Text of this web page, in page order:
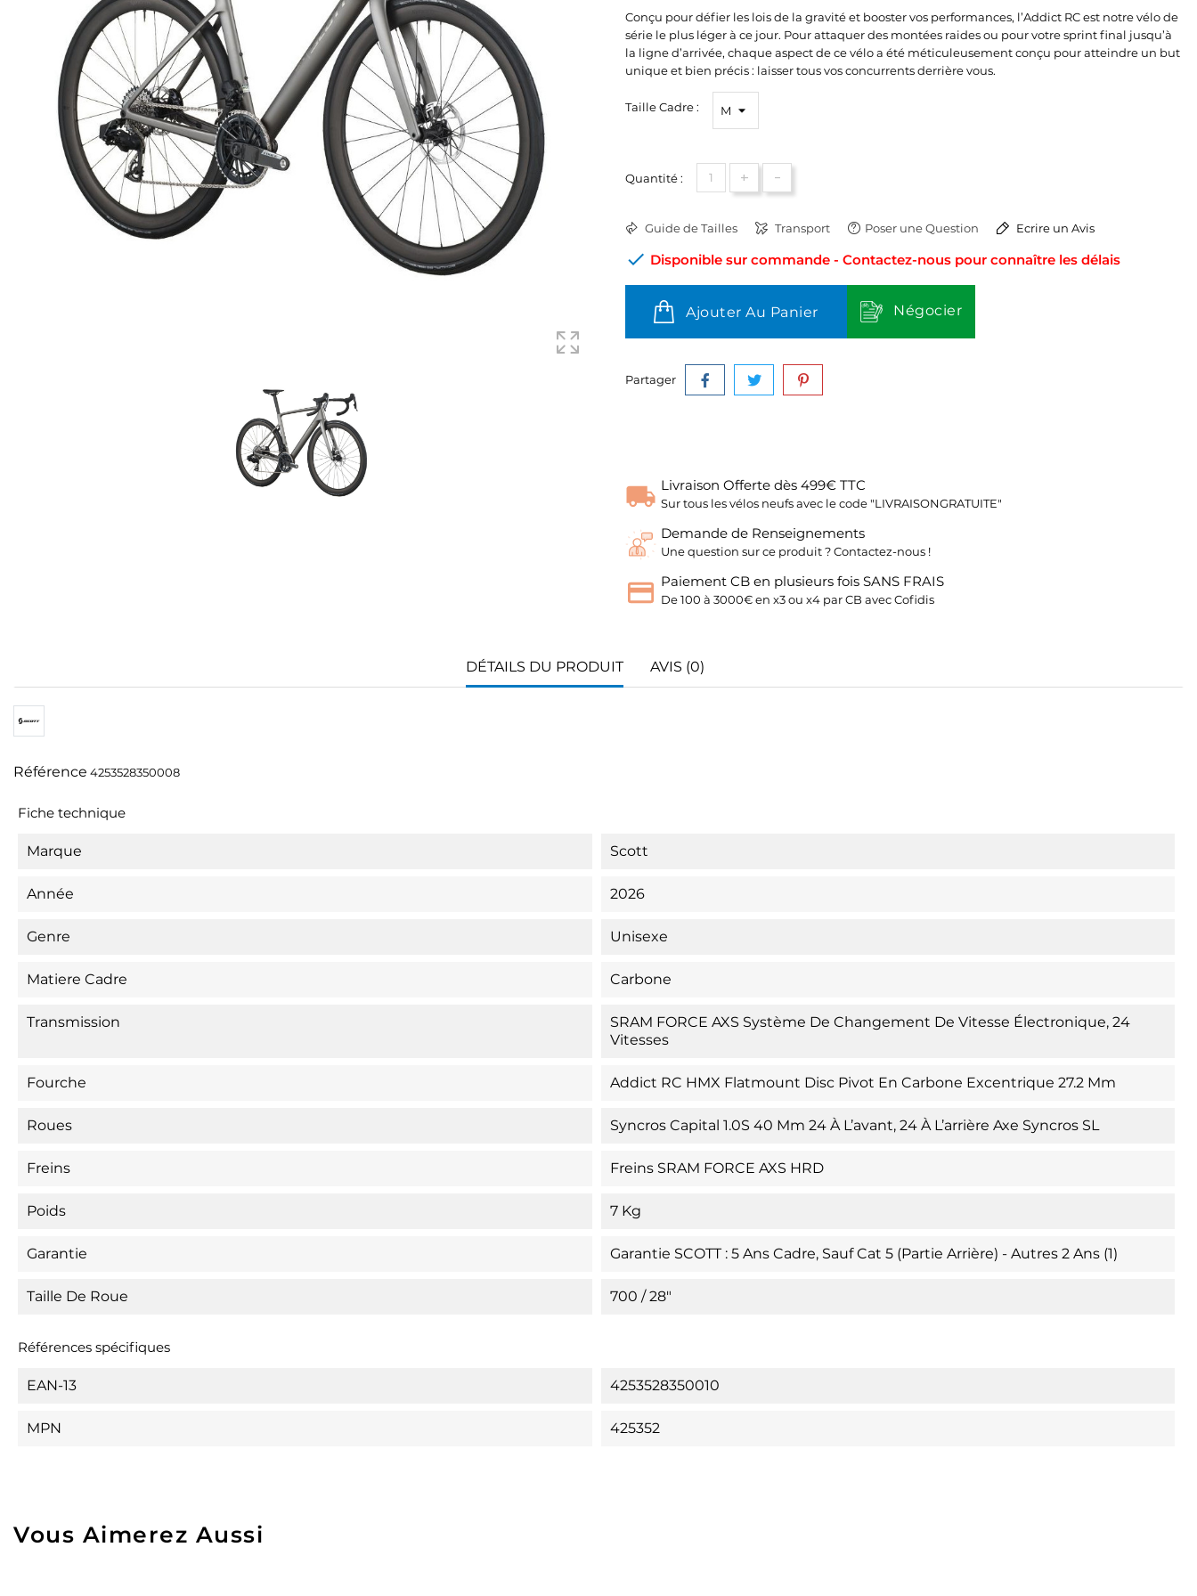
Conçu pour défier les lois de la gravité et booster vos performances, l’Addict RC est notre vélo de
série le plus léger à ce jour. Pour attaquer des montées raides ou pour votre sprint final jusqu’à
la ligne d’arrivée, chaque aspect de ce vélo a été méticuleusement conçu pour atteindre un but
unique et bien précis : laisser tous vos concurrents derrière vous.
Taille Cadre :
Quantité : + -
Guide de Tailles Transport Poser une Question Ecrire un Avis
 Disponible sur commande - Contactez-nous pour connaître les délais
Ajouter Au Panier Négocier
Partager
Livraison Offerte dès 499€ TTC
Sur tous les vélos neufs avec le code "LIVRAISONGRATUITE"
Demande de Renseignements
Une question sur ce produit ? Contactez-nous !
Paiement CB en plusieurs fois SANS FRAIS
De 100 à 3000€ en x3 ou x4 par CB avec Cofidis
DÉTAILS DU PRODUIT AVIS (0)
Référence 4253528350008
Fiche technique
Marque Scott
Année 2026
Genre Unisexe
Matiere Cadre Carbone
Transmission
SRAM FORCE AXS Système De Changement De Vitesse Électronique, 24
Vitesses
Fourche Addict RC HMX Flatmount Disc Pivot En Carbone Excentrique 27.2 Mm
Roues Syncros Capital 1.0S 40 Mm 24 À L’avant, 24 À L’arrière Axe Syncros SL
Freins Freins SRAM FORCE AXS HRD
Poids 7 Kg
Garantie Garantie SCOTT : 5 Ans Cadre, Sauf Cat 5 (partie Arrière) - Autres 2 Ans (1)
Taille De Roue 700 / 28"
Références spécifiques
EAN-13 4253528350010
MPN 425352
Vous Aimerez Aussi